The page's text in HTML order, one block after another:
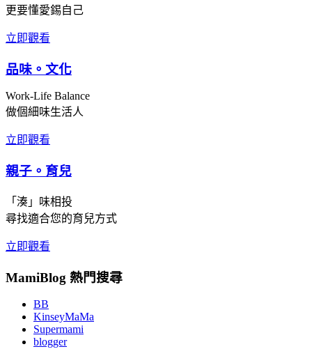
更要懂愛錫自己
立即觀看
品味。文化
Work-Life Balance
做個細味生活人
立即觀看
親子。育兒
「湊」味相投
尋找適合您的育兒方式
立即觀看
MamiBlog 熱門搜尋
BB
KinseyMaMa
Supermami
blogger